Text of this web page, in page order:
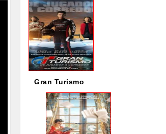
Gran Turismo